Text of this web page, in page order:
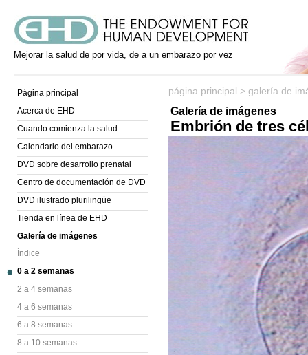
Mejorar la salud de por vida, de a un embarazo por vez
Página principal
Acerca de EHD
Cuando comienza la salud
Calendario del embarazo
DVD sobre desarrollo prenatal
Centro de documentación de DVD
DVD ilustrado plurilingüe
Tienda en línea de EHD
Galería de imágenes
Índice
0 a 2 semanas
2 a 4 semanas
4 a 6 semanas
6 a 8 semanas
8 a 10 semanas
página principal > galería de
Galería de imágenes
Embrión de tres